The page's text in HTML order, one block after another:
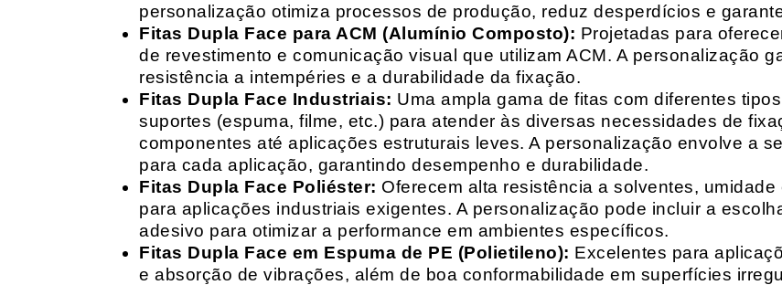
personalização otimiza processos de produção, reduz desperdícios e
Fitas Dupla Face para ACM (Alumínio Composto): Projetadas para
de revestimento e comunicação visual que utilizam ACM. A personalização
resistência a intempéries e a durabilidade da fixação.
Fitas Dupla Face Industriais: Uma ampla gama de fitas com diferentes
suportes (espuma, filme, etc.) para atender às diversas necessidades de
componentes até aplicações estruturais leves. A personalização envolve a
para cada aplicação, garantindo desempenho e durabilidade.
Fitas Dupla Face Poliéster: Oferecem alta resistência a solventes,
para aplicações industriais exigentes. A personalização pode incluir a
adesivo para otimizar a performance em ambientes específicos.
Fitas Dupla Face em Espuma de PE (Polietileno): Excelentes para
e absorção de vibrações, além de boa conformabilidade em superfícies